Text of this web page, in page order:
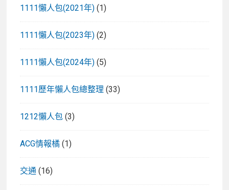
1111懶人包(2021年) (1)
1111懶人包(2023年) (2)
1111懶人包(2024年) (5)
1111歷年懶人包總整理 (33)
1212懶人包 (3)
ACG情報橘 (1)
交通 (16)